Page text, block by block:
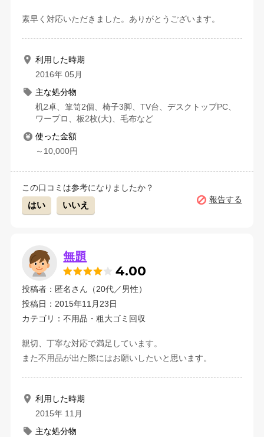
素早く対応いただきました。ありがとうございます。
利用した時期
2016年 05月
主な処分物
机2卓、箪笥2個、椅子3脚、TV台、デスクトップPC、
ワープロ、板2枚(大)、毛布など
使った金額
～10,000円
この口コミは参考になりましたか？
はい いいえ
報告する
無題
4.00
投稿者：匿名さん（20代／男性）
投稿日：2015年11月23日
カテゴリ：不用品・粗大ゴミ回収
親切、丁寧な対応で満足しています。
また不用品が出た際にはお願いしたいと思います。
利用した時期
2015年 11月
主な処分物